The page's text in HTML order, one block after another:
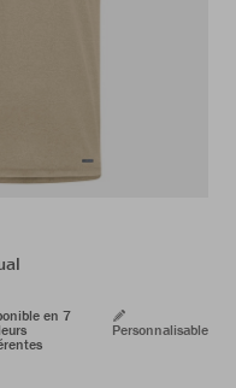
en 7
Personnalisable